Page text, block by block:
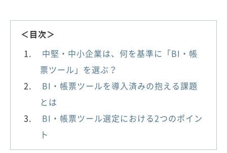
＜目次＞
中堅・中小企業は、何を基準に「BI・帳
票ツール」を選ぶ？
BI・帳票ツールを導入済みの抱える課題
とは
BI・帳票ツール選定における2つのポイン
ト